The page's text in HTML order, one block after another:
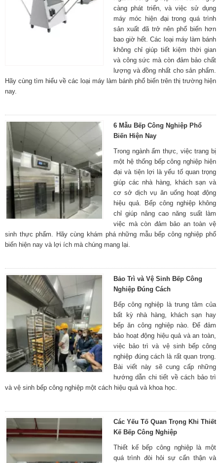
càng phát triển, và việc sử dụng
máy móc hiện đại trong quá trình
sản xuất đã trở nên phổ biến hơn
bao giờ hết. Các loại máy làm bánh
không chỉ giúp tiết kiệm thời gian
và công sức mà còn đảm bảo chất
lượng và đồng nhất cho sản phẩm.
Hãy cùng tìm hiểu về các loại máy làm bánh phổ biến trên thị trường hiện
nay.
6 Mẫu Bếp Công Nghiệp Phổ
Biến Hiện Nay
Trong ngành ẩm thực, việc trang bị
một hệ thống bếp công nghiệp hiện
đại và tiện lợi là yếu tố quan trọng
giúp các nhà hàng, khách sạn và
cơ sở dịch vụ ăn uống hoạt động
hiệu quả. Bếp công nghiệp không
chỉ giúp nâng cao năng suất làm
việc mà còn đảm bảo an toàn vệ
sinh thực phẩm. Hãy cùng khám phá những mẫu bếp công nghiệp phổ
biến hiện nay và lợi ích mà chúng mang lại.
Bảo Trì và Vệ Sinh Bếp Công
Nghiệp Đúng Cách
Bếp công nghiệp là trung tâm của
bất kỳ nhà hàng, khách sạn hay
bếp ăn công nghiệp nào. Để đảm
bảo hoạt động hiệu quả và an toàn,
việc bảo trì và vệ sinh bếp công
nghiệp đúng cách là rất quan trọng.
Bài viết này sẽ cung cấp những
hướng dẫn chi tiết về cách bảo trì
và vệ sinh bếp công nghiệp một cách hiệu quả và khoa học.
Các Yếu Tố Quan Trọng Khi Thiết
Kế Bếp Công Nghiệp
Thiết kế bếp công nghiệp là một
quá trình đòi hỏi sự cẩn thận và